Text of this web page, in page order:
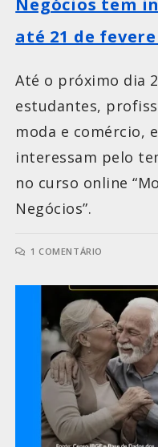
Negócios tem
até 21 de
Até o próximo dia
estudantes,
moda e comércio,
interessam pelo
no curso online
Negócios”.
1 COMENTÁRIO